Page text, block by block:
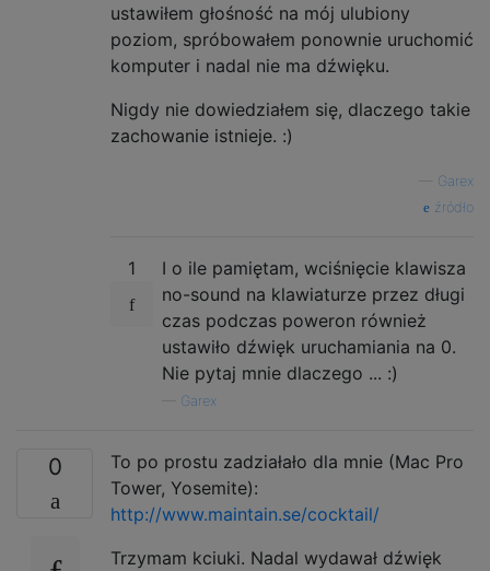
ustawiłem głośność na mój ulubiony
poziom, spróbowałem ponownie uruchomić
komputer i nadal nie ma dźwięku.
Nigdy nie dowiedziałem się, dlaczego takie
zachowanie istnieje. :)
Garex
źródło
1
I o ile pamiętam, wciśnięcie klawisza
no-sound na klawiaturze przez długi
czas podczas poweron również
ustawiło dźwięk uruchamiania na 0.
Nie pytaj mnie dlaczego ... :)
Garex
0
To po prostu zadziałało dla mnie (Mac Pro
Tower, Yosemite):
http://www.maintain.se/cocktail/
Trzymam kciuki. Nadal wydawał dźwięk